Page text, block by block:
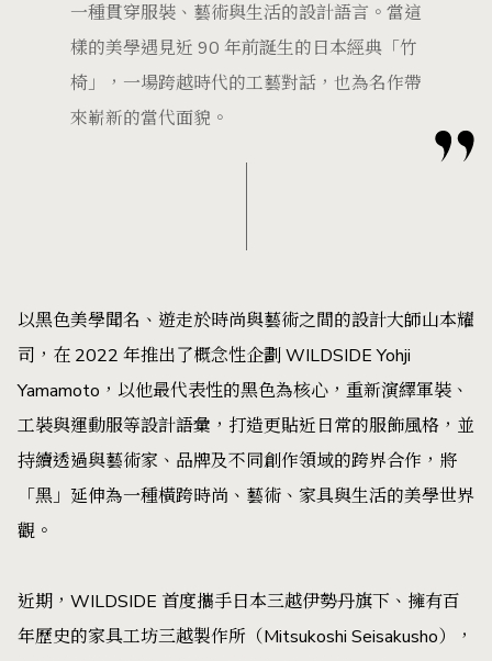
一種貫穿服裝、藝術與生活的設計語言。當這
樣的美學遇見近 90 年前誕生的日本經典「竹
椅」，一場跨越時代的工藝對話，也為名作帶
來嶄新的當代面貌。
以黑色美學聞名、遊走於時尚與藝術之間的設計大師山本耀
司，在 2022 年推出了概念性企劃 WILDSIDE Yohji
Yamamoto，以他最代表性的黑色為核心，重新演繹軍裝、
工裝與運動服等設計語彙，打造更貼近日常的服飾風格，並
持續透過與藝術家、品牌及不同創作領域的跨界合作，將
「黑」延伸為一種橫跨時尚、藝術、家具與生活的美學世界
觀。
近期，WILDSIDE 首度攜手日本三越伊勢丹旗下、擁有百
年歷史的家具工坊三越製作所（Mitsukoshi Seisakusho），